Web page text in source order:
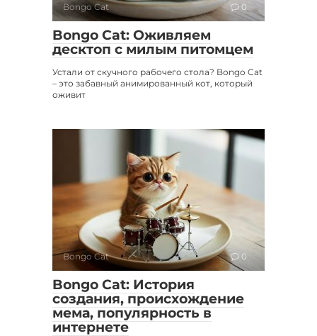
Bongo Cat 0
Bongo Cat: Оживляем
десктоп с милым питомцем
Устали от скучного рабочего стола? Bongo Cat
– это забавный анимированный кот, который
оживит
Bongo Cat 0
Bongo Cat: История
создания, происхождение
мема, популярность в
интернете